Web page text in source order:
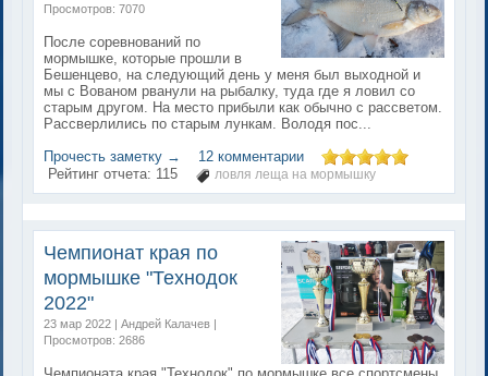
Просмотров: 7070
После соревнований по
мормышке, которые прошли в
Бешенцево, на следующий день у меня был выходной и
мы с Вованом рванули на рыбалку, туда где я ловил со
старым другом. На место прибыли как обычно с рассветом.
Рассверлились по старым лункам. Володя пос...
Прочесть заметку →
12 комментарии
Рейтинг отчета: 115 ловля леща на мормышку
Чемпионат края по
мормышке "Технодок
2022"
23 мар 2022 | Андрей Калачев |
Просмотров: 2686